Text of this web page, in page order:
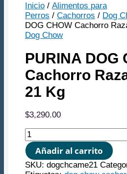
Inicio /Alimentos para
Perros /Cachorros / Dog
DOG CHOW Cachorro
Dog Chow
PURINA DOG
Cachorro
21 Kg
$3,290.00
PURINA
DOG
CHOW
Cachorro
Raza
Añadir al carrito
SKU:dogchcame21